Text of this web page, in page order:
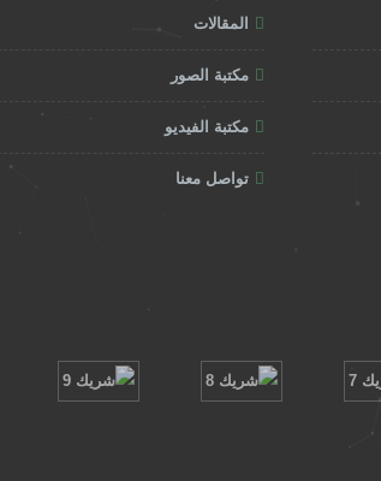
المقالات
مكتبة الصور
مكتبة الفيديو
تواصل معنا